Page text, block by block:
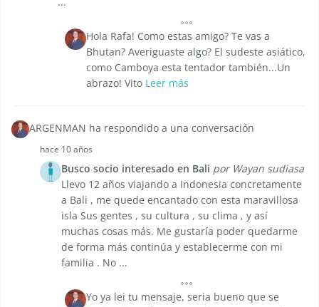
Hola Rafa! Como estas amigo? Te vas a
Bhutan? Averiguaste algo? El sudeste asiático,
como Camboya esta tentador también...Un
abrazo! Vito Leer más
ARGENMAN ha respondido a una conversación
hace 10 años
Busco socio interesado en Bali por Wayan sudiasa
Llevo 12 años viajando a Indonesia concretamente
a Bali , me quede encantado con esta maravillosa
isla Sus gentes , su cultura , su clima , y así
muchas cosas más. Me gustaría poder quedarme
de forma más continúa y establecerme con mi
familia . No ...
Yo ya lei tu mensaje, seria bueno que se